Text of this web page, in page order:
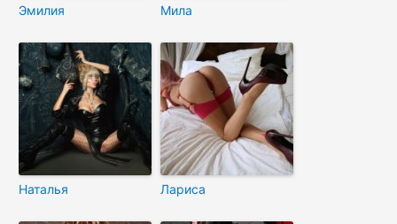
Эмилия Мила
Наталья Лариса